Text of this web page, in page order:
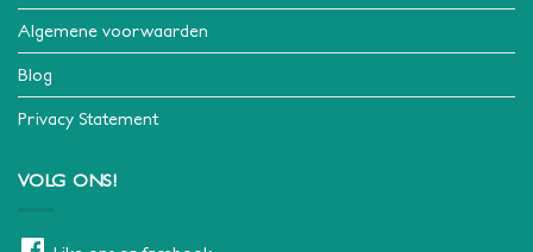
Algemene voorwaarden
Blog
Privacy Statement
VOLG ONS!